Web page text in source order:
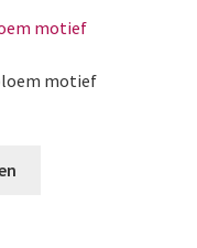
motief